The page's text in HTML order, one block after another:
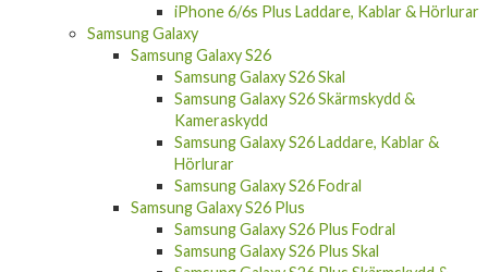
iPhone 6/6s Plus Laddare, Kablar & Hörlurar
Samsung Galaxy
Samsung Galaxy S26
Samsung Galaxy S26 Skal
Samsung Galaxy S26 Skärmskydd &
Kameraskydd
Samsung Galaxy S26 Laddare, Kablar &
Hörlurar
Samsung Galaxy S26 Fodral
Samsung Galaxy S26 Plus
Samsung Galaxy S26 Plus Fodral
Samsung Galaxy S26 Plus Skal